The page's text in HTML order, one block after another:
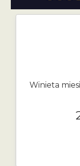
Winieta